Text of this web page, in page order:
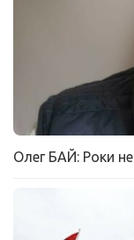
Олег БАЙ: Роки